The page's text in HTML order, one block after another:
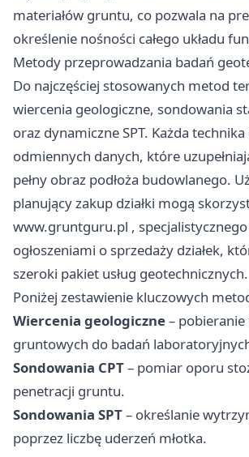
materiałów gruntu, co pozwala na
określenie nośności całego układu
Metody przeprowadzania badań
Do najczęściej stosowanych metod
wiercenia geologiczne, sondowania
oraz dynamiczne SPT. Każda
odmiennych danych, które
pełny obraz podłoża budowlanego.
planujący zakup działki mogą
www.gruntguru.pl ,
ogłoszeniami o sprzedaży działek,
szeroki pakiet usług geotechnicznych.
Poniżej zestawienie kluczowych
Wiercenia geologiczne– pobieranie
gruntowych do badań
Sondowania CPT– pomiar oporu
penetracji gruntu.
Sondowania SPT– określanie
poprzez liczbę uderzeń młotka.